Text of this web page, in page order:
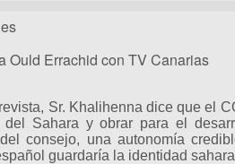
Ould Errachid con TV Canarias
Sr. Khalihenna dice que el
del Sahara y obrar para el
consejo, una autonomía
guardaría la identidad